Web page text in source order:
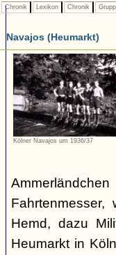
Chronik Lexikon Chronik
Navajos (Heumarkt)
Kölner Navajos um 1936/37
Hemd, dazu
Heumarkt in